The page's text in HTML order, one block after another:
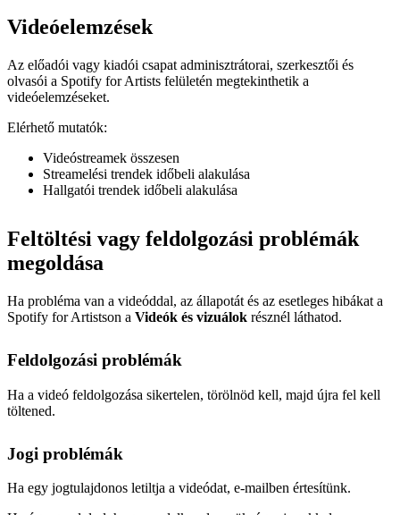
Videóelemzések
Az előadói vagy kiadói csapat adminisztrátorai, szerkesztői és
olvasói a Spotify for Artists felületén megtekinthetik a
videóelemzéseket.
Elérhető mutatók:
Videóstreamek összesen
Streamelési trendek időbeli alakulása
Hallgatói trendek időbeli alakulása
Feltöltési vagy feldolgozási problémák
megoldása
Ha probléma van a videóddal, az állapotát és az esetleges hibákat a
Spotify for Artistson a Videók és vizuálok résznél láthatod.
Feldolgozási problémák
Ha a videó feldolgozása sikertelen, törölnöd kell, majd újra fel kell
töltened.
Jogi problémák
Ha egy jogtulajdonos letiltja a videódat, e-mailben értesítünk.